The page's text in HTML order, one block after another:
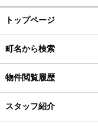
トップページ
町名から検索
物件閲覧履歴
スタッフ紹介